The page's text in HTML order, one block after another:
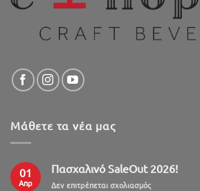
Μάθετε τα νέα μας
01
Απρ
Πασχαλινό SaleOut 2026!
Δεν επιτρέπεται σχολιασμόςστο